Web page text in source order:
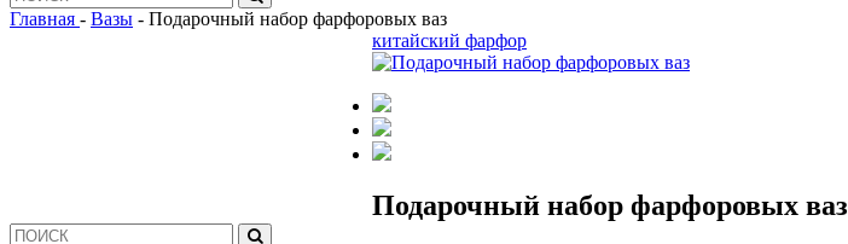
Главная - Вазы - Подарочный набор фарфоровых ваз
китайский фарфор
Подарочный набор фарфоровых ваз